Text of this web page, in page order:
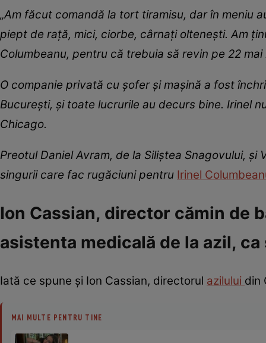
„Am făcut comandă la tort tiramisu, dar în meniu
piept de rață, mici, ciorbe, cârnați oltenești. Am
Columbeanu, pentru că trebuia să revin pe 22
O companie privată cu șofer și mașină a fost
București, și toate lucrurile au decurs bine. Irinel
Chicago.
Preotul Daniel Avram, de la Siliștea Snagovului, și
singurii care fac rugăciuni pentru Irinel
Ion Cassian, director cămin de
asistenta medicală de la azil,
Iată ce spune și Ion Cassian, directorul azilului din
MAI MULTE PENTRU TINE